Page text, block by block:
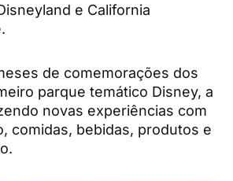
e California
de comemorações dos
parque temático Disney, a
novas experiências com
comidas, bebidas, produtos e